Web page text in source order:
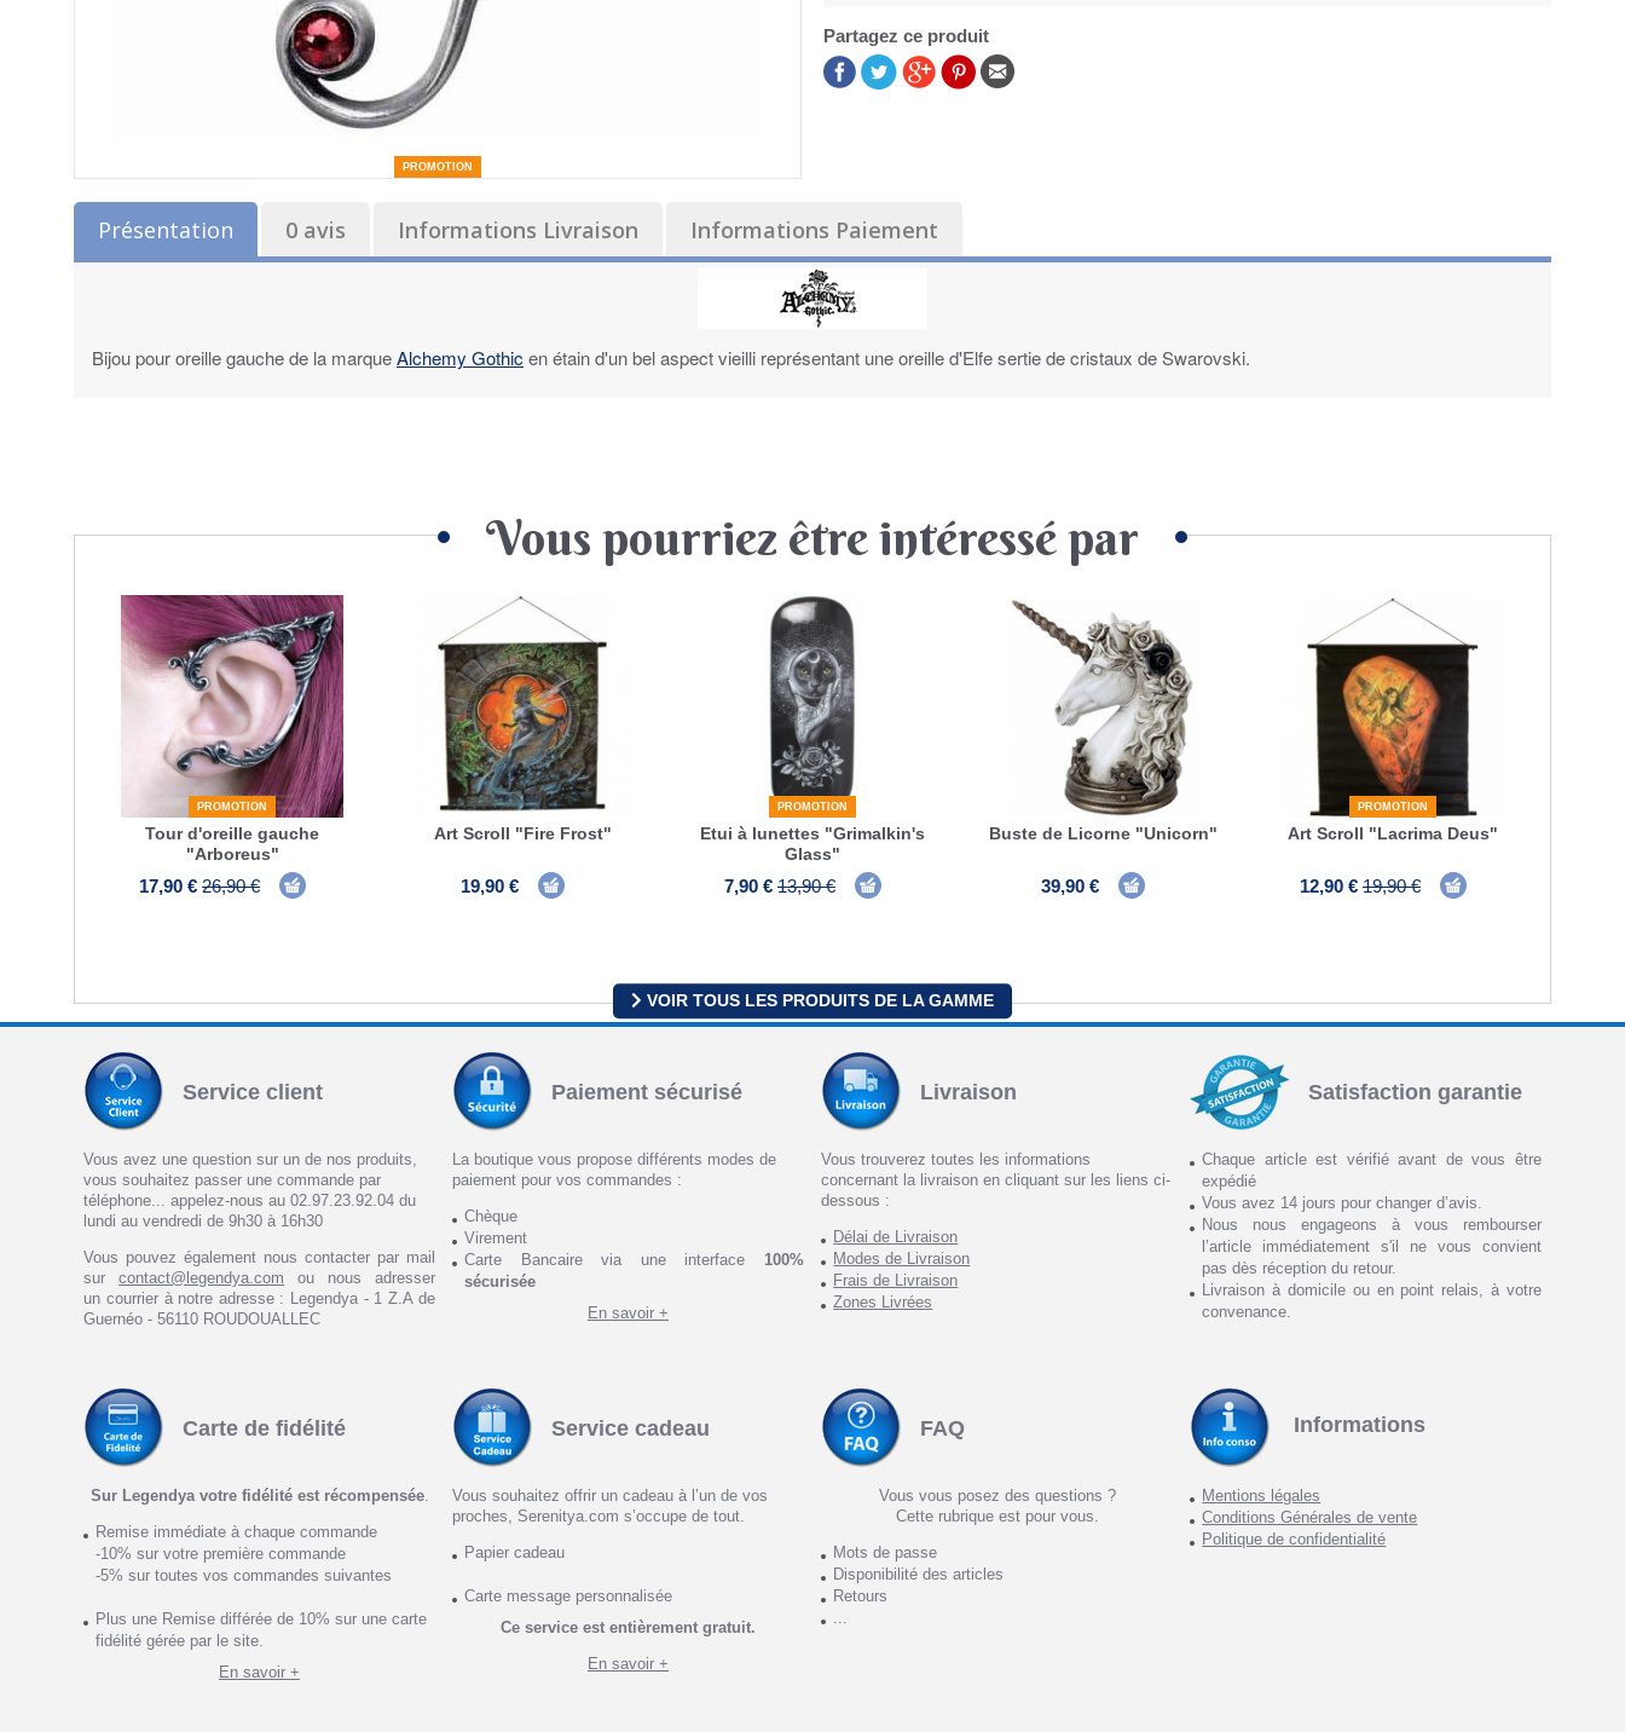
PROMOTION
Partagez ce produit
Présentation 0 avis Informations Livraison Informations Paiement
Bijou pour oreille gauche de la marqueAlchemy Gothic en étain d'un bel aspect vieilli représentant une oreille d'Elfe sertie de cristaux de Swarovski.
Vous pourriez être intéressé par
PROMOTION
Tour d'oreille gauche
"Arboreus"
17,90 € 26,90 €
Art Scroll "Fire Frost"
19,90 €
PROMOTION
Etui à lunettes "Grimalkin's
Glass"
7,90 € 13,90 €
Buste de Licorne "Unicorn"
39,90 €
PROMOTION
Art Scroll "Lacrima Deus"
12,90 € 19,90 €
VOIR TOUS LES PRODUITS DE LA GAMME
Service client
Vous avez une question sur un de nos produits,
vous souhaitez passer une commande par
téléphone... appelez-nous au 02.97.23.92.04 du
lundi au vendredi de 9h30 à 16h30
Vous pouvez également nous contacter par mail
surcontact@legendya.com ou nous adresser
un courrier à notre adresse : Legendya - 1 Z.A de
Guernéo - 56110 ROUDOUALLEC
Paiement sécurisé
La boutique vous propose différents modes de
paiement pour vos commandes :
Chèque
Virement
Carte Bancaire via une interface 100%
sécurisée
En savoir +
Livraison
Vous trouverez toutes les informations
concernant la livraison en cliquant sur les liens ci-
dessous :
Délai de Livraison
Modes de Livraison
Frais de Livraison
Zones Livrées
Satisfaction garantie
Chaque article est vérifié avant de vous être
expédié
Vous avez 14 jours pour changer d’avis.
Nous nous engageons à vous rembourser
l’article immédiatement s'il ne vous convient
pas dès réception du retour.
Livraison à domicile ou en point relais, à votre
convenance.
Carte de fidélité
Sur Legendya votre fidélité est récompensée.
Remise immédiate à chaque commande
-10% sur votre première commande
-5% sur toutes vos commandes suivantes
Plus une Remise différée de 10% sur une carte
fidélité gérée par le site.
En savoir +
Service cadeau
Vous souhaitez offrir un cadeau à l’un de vos
proches, Serenitya.com s’occupe de tout.
Papier cadeau
Carte message personnalisée
Ce service est entièrement gratuit.
En savoir +
FAQ
Vous vous posez des questions ?
Cette rubrique est pour vous.
Mots de passe
Disponibilité des articles
Retours
...
Informations
Mentions légales
Conditions Générales de vente
Politique de confidentialité